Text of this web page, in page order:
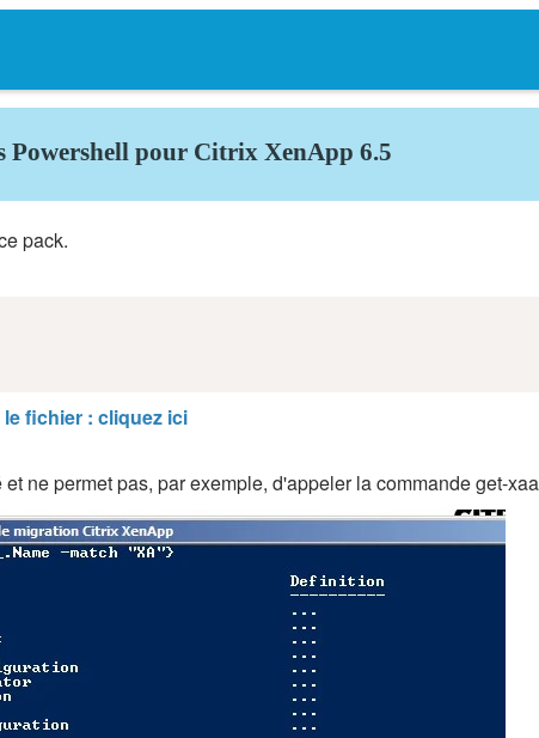
Powershell pour Citrix XenApp 6.5
pack.
fichier : cliquez ici
ne permet pas, par exemple, d'appeler la commande get-